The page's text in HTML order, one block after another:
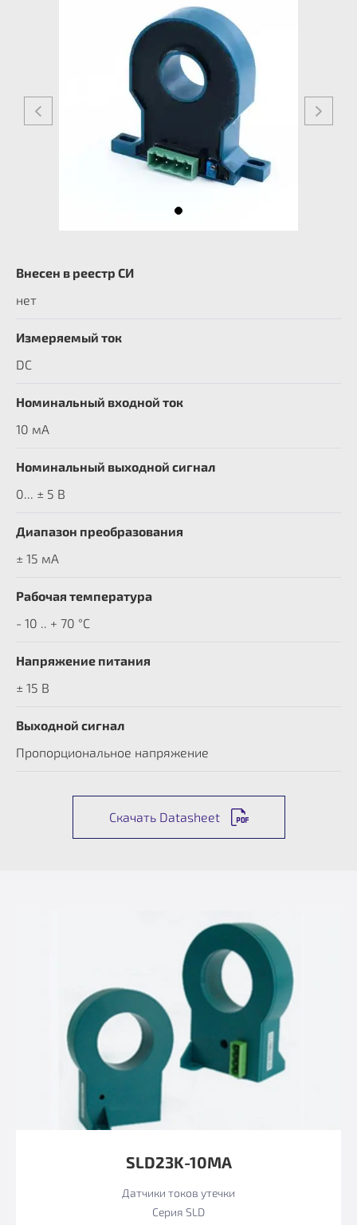
Внесен в реестр СИ
нет
Измеряемый ток
DC
Номинальный входной ток
10 мА
Номинальный выходной сигнал
0... ± 5 В
Диапазон преобразования
± 15 мА
Рабочая температура
- 10 .. + 70 °C
Напряжение питания
± 15 В
Выходной сигнал
Пропорциональное напряжение
Скачать Datasheet
SLD23K-10MА
Датчики токов утечки
Серия SLD